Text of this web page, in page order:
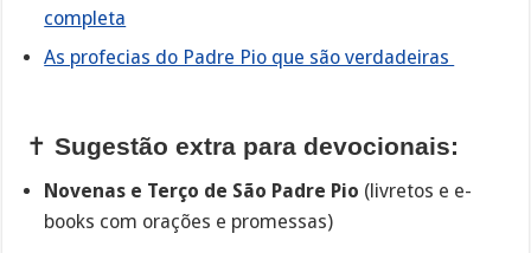
completa
As profecias do Padre Pio que são verdadeiras
✝️Sugestão extra para devocionais:
Novenas e Terço de São Padre Pio (livretos e e-
books com orações e promessas)